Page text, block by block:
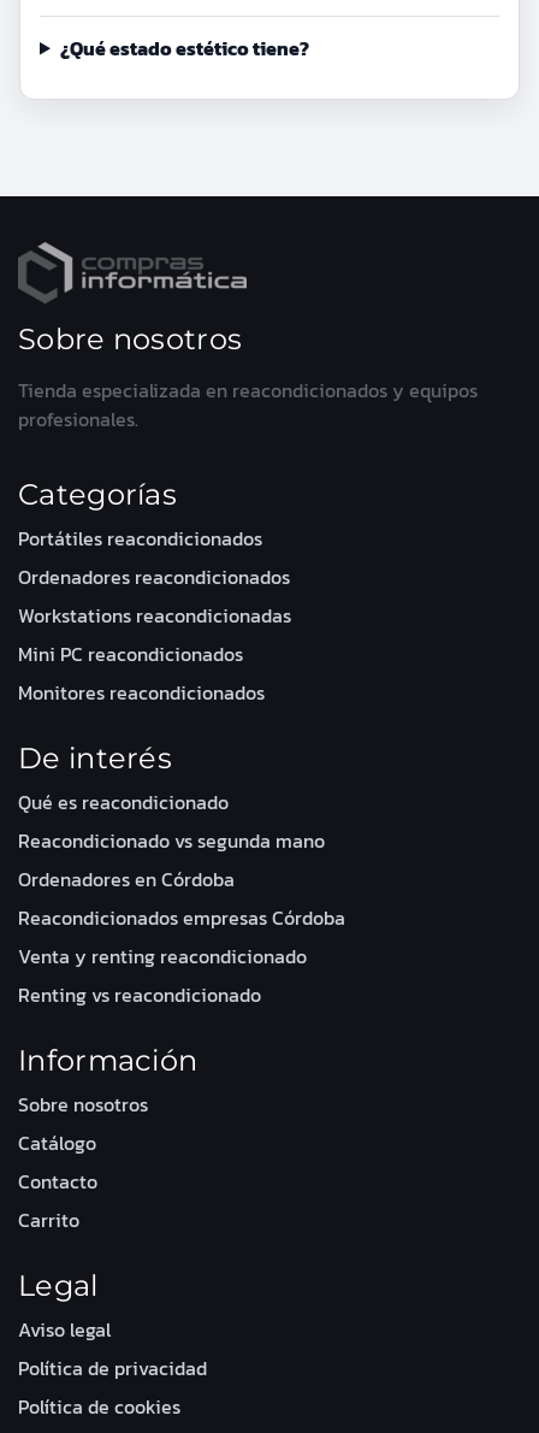
¿Qué estado estético tiene?
Sobre nosotros
Tienda especializada en reacondicionados y equipos
profesionales.
Categorías
Portátiles reacondicionados
Ordenadores reacondicionados
Workstations reacondicionadas
Mini PC reacondicionados
Monitores reacondicionados
De interés
Qué es reacondicionado
Reacondicionado vs segunda mano
Ordenadores en Córdoba
Reacondicionados empresas Córdoba
Venta y renting reacondicionado
Renting vs reacondicionado
Información
Sobre nosotros
Catálogo
Contacto
Carrito
Legal
Aviso legal
Política de privacidad
Política de cookies